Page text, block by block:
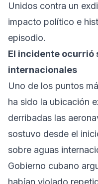
Unidos contra un
impacto político e
episodio.
El incidente ocurrió
internacionales
Uno de los puntos
ha sido la ubicación
derribadas las
sostuvo desde el
sobre aguas
Gobierno cubano